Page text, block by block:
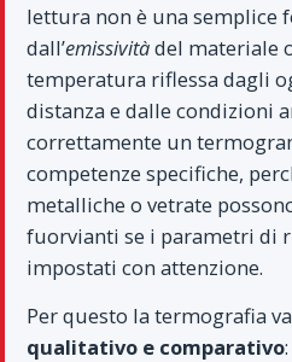
lettura non è una semplice
dall’emissivitàdel materiale
temperatura riflessa dagli
distanza e dalle condizioni
correttamente un
competenze specifiche,
metalliche o vetrate
fuorvianti se i parametri di
impostati con attenzione.
Per questo la termografia
qualitativo e comparativo